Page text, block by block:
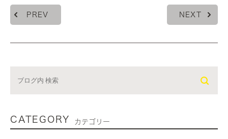
PREV NEXT
CATEGORY カテゴリー